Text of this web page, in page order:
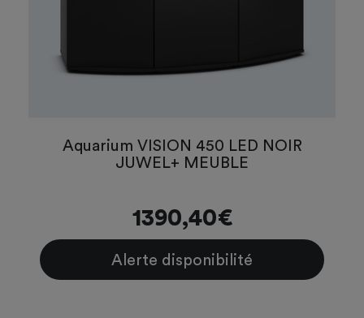
Aquarium VISION 450 LED NOIR
JUWEL+ MEUBLE
1390,40€
Alerte disponibilité